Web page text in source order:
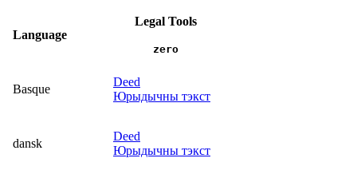
Language
Legal Tools
zero
Basque
Deed
Юрыдычны тэкст
dansk
Deed
Юрыдычны тэкст